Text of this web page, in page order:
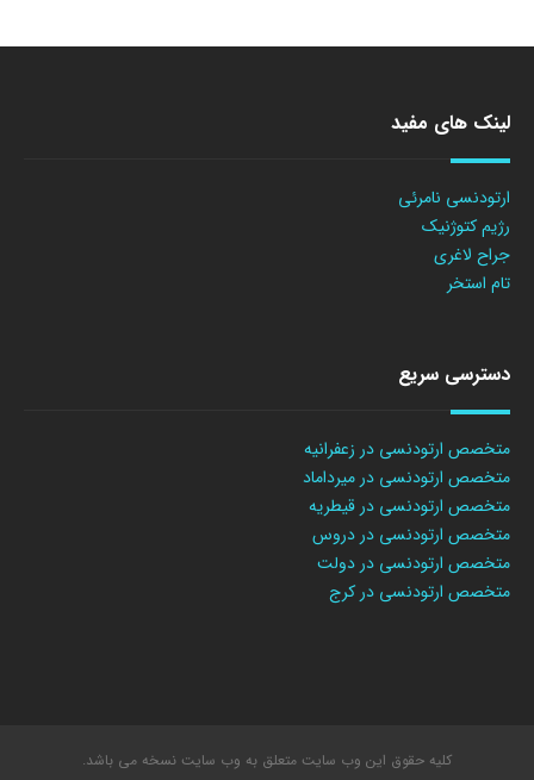
لینک های مفید
ارتودنسی نامرئی
رژیم کتوژنیک
جراح لاغری
تام استخر
دسترسی سریع
متخصص ارتودنسی در زعفرانیه
متخصص ارتودنسی در میرداماد
متخصص ارتودنسی در قیطریه
متخصص ارتودنسی در دروس
متخصص ارتودنسی در دولت
متخصص ارتودنسی در کرج
کلیه حقوق این وب سایت متعلق به وب سایت نسخه می باشد.